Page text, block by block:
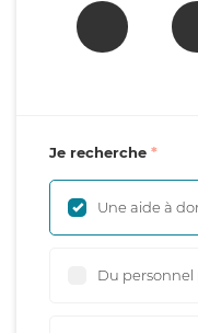
Je recherche
Une aide à
Du